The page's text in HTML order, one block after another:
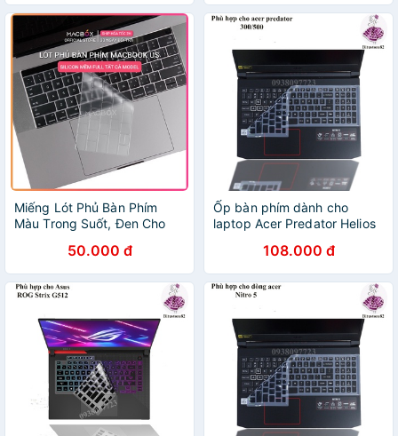
Miếng Lót Phủ Bàn Phím
Màu Trong Suốt, Đen Cho
50.000 đ
Ốp bàn phím dành cho
laptop Acer Predator Helios
silicon bảo vệ che, phủ, đậy,
lót bàn phím
108.000 đ